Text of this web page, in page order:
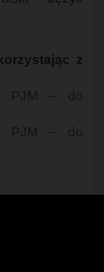
z
PJM – do
PJM – do